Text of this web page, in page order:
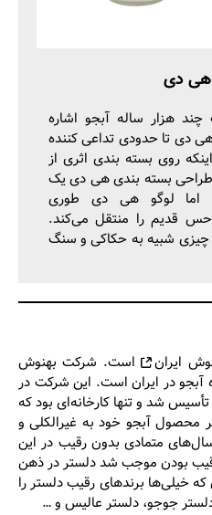
هی دی
هزار ساله آبجو اشاره
دی تا حدودی تداعی کننده
روی بسته بندی اثری از
طراحی بسته بندی هی دی یک
اما لوگو هی دی طوری
قدیم را منتقل می‌کند.
چیزی شبیه به حکاکی و سنگ
ایران
است. شرکت بهنوش
آبجو در ایران است. این شرکت در
» تأسیس شد و تنها کارخانه­‌ای بود که
محصول آبجو خود به غیرالکلی و
متمادی بدون رقیب در این
بودن موجب شد دلستر در ذهن
خیلی‌ها برندهای رقیب دلستر را
جوجو، دلستر عالیس و …